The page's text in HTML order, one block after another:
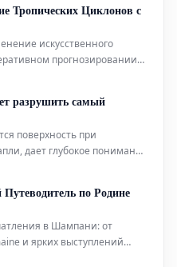
интригующие
Тропических Циклонов с
искусственного
прогнозировании
ИИ используются для
разрушить самый
поверхность при
дает глубокое понимание
по Родине
в Шампани: от
и ярких выступлений
на речных судах.